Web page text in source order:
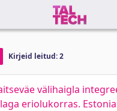
Kirjeid leitud: 2
välihaigla
eriolukorras.